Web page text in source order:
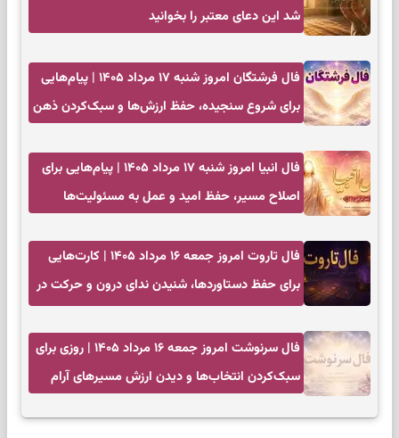
شد این دعای معتبر را بخوانید
فال فرشتگان امروز شنبه ۱۷ مرداد ۱۴۰۵ | پیام‌هایی
برای شروع سنجیده، حفظ ارزش‌ها و سبک‌کردن ذهن
فال انبیا امروز شنبه ۱۷ مرداد ۱۴۰۵ | پیام‌هایی برای
اصلاح مسیر، حفظ امید و عمل به مسئولیت‌ها
فال تاروت امروز جمعه ۱۶ مرداد ۱۴۰۵ | کارت‌هایی
برای حفظ دستاوردها، شنیدن ندای درون و حرکت در
فال سرنوشت امروز جمعه ۱۶ مرداد ۱۴۰۵ | روزی برای
سبک‌کردن انتخاب‌ها و دیدن ارزش مسیرهای آرام